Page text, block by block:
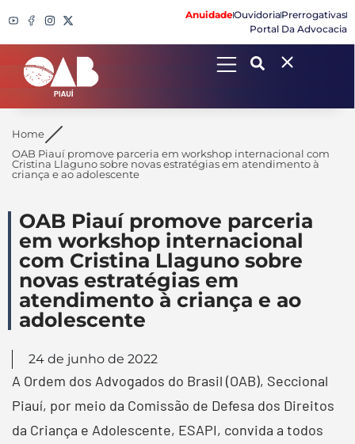
AnuidadeOuvidoriaPrerrogativas
Portal Da Advocacia
Search
Home
OAB Piauí promove parceria em workshop internacional com
Cristina Llaguno sobre novas estratégias em atendimento à
criança e ao adolescente
OAB Piauí promove parceria
em workshop internacional
com Cristina Llaguno sobre
novas estratégias em
atendimento à criança e ao
adolescente
24 de junho de 2022
A Ordem dos Advogados do Brasil (OAB), Seccional
Piauí, por meio da Comissão de Defesa dos Direitos
da Criança e Adolescente, ESAPI, convida a todos